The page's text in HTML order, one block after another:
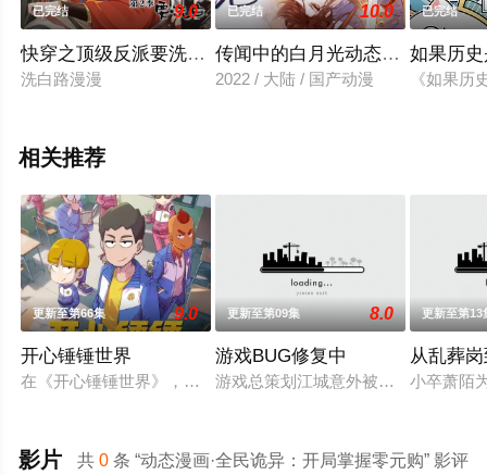
已完结 9.0
快穿之顶级反派要洗白动态漫画第2季
洗白路漫漫
已完结 10.0
传闻中的白月光动态漫画
2022 / 大陆 / 国产动漫
已完结
如果历
《如果
相关推荐
更新至第66集 9.0
开心锤锤世界
在《开心锤锤世界》，生活着乐观善良的少年锤锤和他性格各
更新至第09集 8.0
游戏BUG修复中
游戏总策划江城意外被卷入自己设计
更新至第13
从乱葬
小卒萧陌
共0 条 “动态漫画·全民诡异：开局掌握零元购” 影评
影片